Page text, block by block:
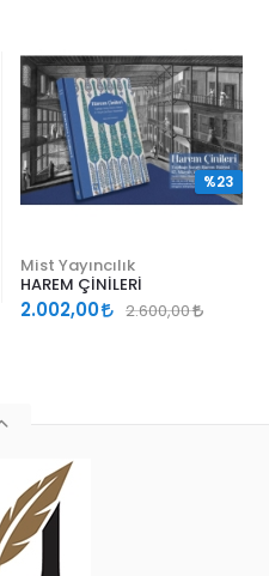
Mist Yayıncılık
HAREM ÇİNİLERİ
2.002,00 2.600,00
%23